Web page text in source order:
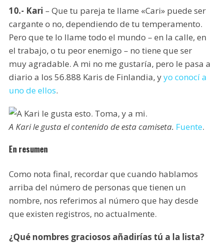
10.- Kari – Que tu pareja te llame «Cari» puede ser
cargante o no, dependiendo de tu temperamento.
Pero que te lo llame todo el mundo – en la calle, en
el trabajo, o tu peor enemigo – no tiene que ser
muy agradable. A mi no me gustaría, pero le pasa a
diario a los 56.888 Karis de Finlandia, yyo conocí a
uno de ellos.
A Kari le gusta el contenido de esta camiseta. Fuente.
En resumen
Como nota final, recordar que cuando hablamos
arriba del número de personas que tienen un
nombre, nos referimos al número que hay desde
que existen registros, no actualmente.
¿Qué nombres graciosos añadirías tú a la lista?